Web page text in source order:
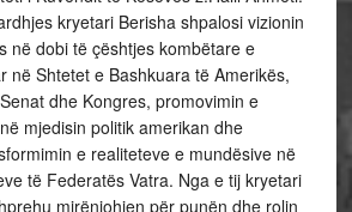
kryetari Berisha shpalosi vizionin
në dobi të çështjes kombëtare e
në Shtetet e Bashkuara të Amerikës,
dhe Kongres, promovimin e
mjedisin politik amerikan dhe
e realiteteve e mundësive në
të Federatës Vatra. Nga e tij kryetari
mirënjohjen për punën dhe rolin